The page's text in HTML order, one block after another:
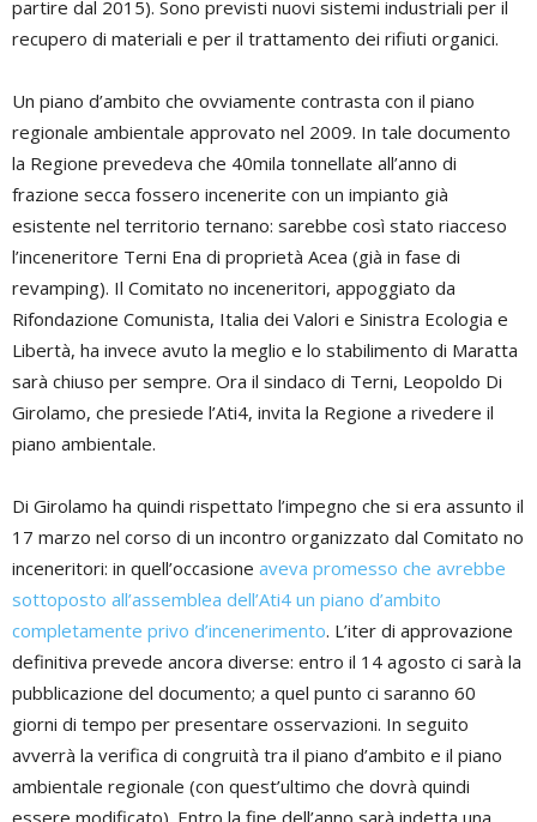
partire dal 2015). Sono previsti nuovi sistemi industriali per il
recupero di materiali e per il trattamento dei rifiuti organici.
Un piano d’ambito che ovviamente contrasta con il piano
regionale ambientale approvato nel 2009. In tale documento
la Regione prevedeva che 40mila tonnellate all’anno di
frazione secca fossero incenerite con un impianto già
esistente nel territorio ternano: sarebbe così stato riacceso
l’inceneritore Terni Ena di proprietà Acea (già in fase di
revamping). Il Comitato no inceneritori, appoggiato da
Rifondazione Comunista, Italia dei Valori e Sinistra Ecologia e
Libertà, ha invece avuto la meglio e lo stabilimento di Maratta
sarà chiuso per sempre. Ora il sindaco di Terni, Leopoldo Di
Girolamo, che presiede l’Ati4, invita la Regione a rivedere il
piano ambientale.
Di Girolamo ha quindi rispettato l’impegno che si era assunto il
17 marzo nel corso di un incontro organizzato dal Comitato no
inceneritori: in quell’occasione aveva promesso che avrebbe
sottoposto all’assemblea dell’Ati4 un piano d’ambito
completamente privo d’incenerimento. L’iter di approvazione
definitiva prevede ancora diverse: entro il 14 agosto ci sarà la
pubblicazione del documento; a quel punto ci saranno 60
giorni di tempo per presentare osservazioni. In seguito
avverrà la verifica di congruità tra il piano d’ambito e il piano
ambientale regionale (con quest’ultimo che dovrà quindi
essere modificato). Entro la fine dell’anno sarà indetta una